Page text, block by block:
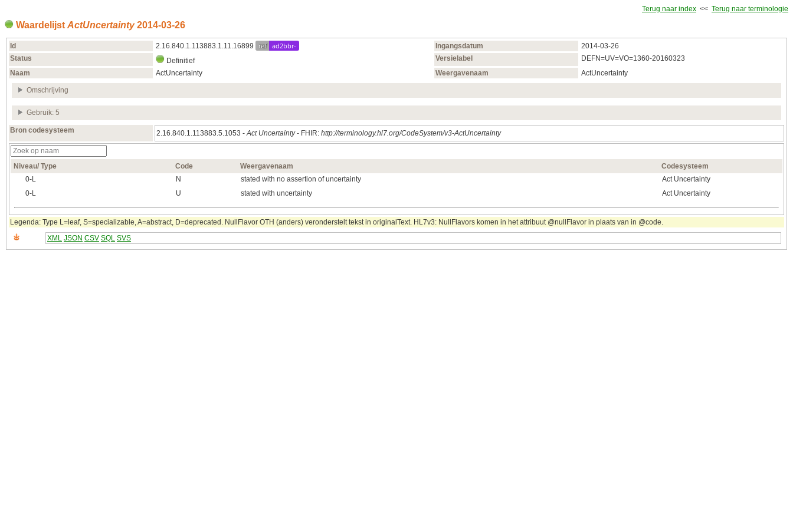
Terug naar index << Terug naar terminologie
Waardelijst ActUncertainty2014‑03‑26
Id 2.16.840.1.113883.1.11.16899 ref ad2bbr- Ingangsdatum
2014‑03‑26
Status
Definitief Versielabel
DEFN=UV=VO=1360-20160323
Naam
ActUncertainty Weergavenaam ActUncertainty
Omschrijving
Gebruik: 5
Bron codesysteem 2.16.840.1.113883.5.1053 -Act Uncertainty- FHIR: http://terminology.hl7.org/CodeSystem/v3-ActUncertainty
Niveau/ Type Code Weergavenaam
Codesysteem
0‑L
N stated with no assertion of uncertainty
Act Uncertainty
0‑L
U stated with uncertainty Act Uncertainty
Legenda: Type L=leaf, S=specializable, A=abstract, D=deprecated. NullFlavor OTH (anders) veronderstelt tekst in originalText. HL7v3: NullFlavors komen in het attribuut @nullFlavor in plaats van in @code.
XML JSON CSV SQL SVS